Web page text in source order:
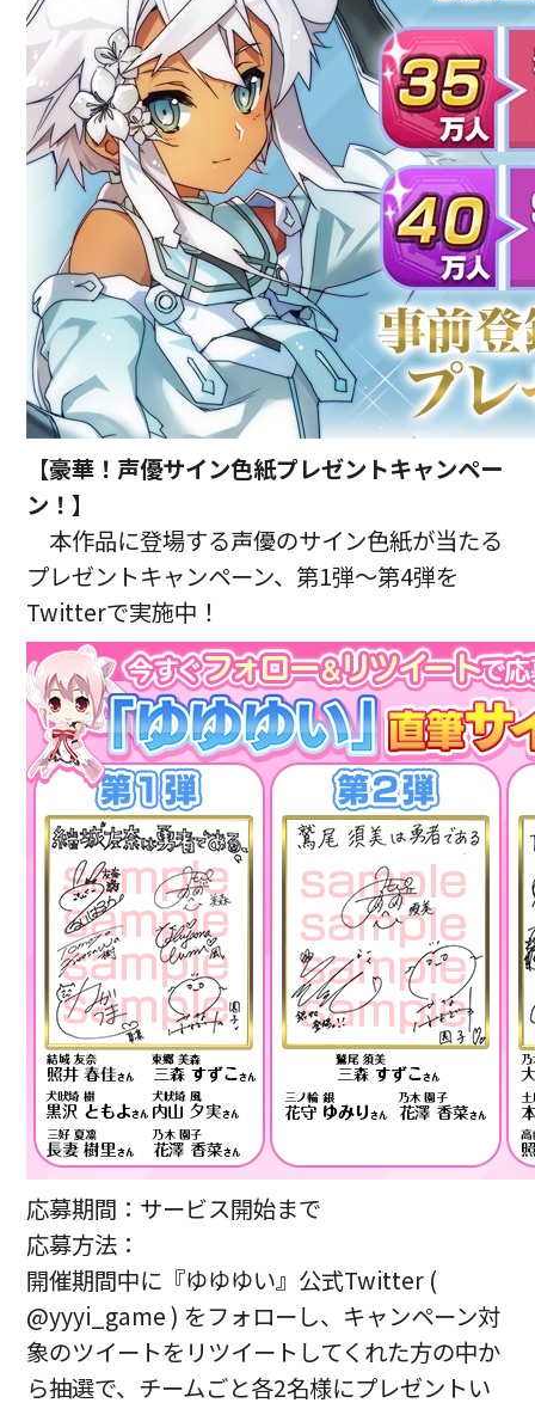
【豪華！声優サイン色紙プレゼントキャンペー
ン！】
本作品に登場する声優のサイン色紙が当たる
プレゼントキャンペーン、第1弾～第4弾を
Twitterで実施中！
応募期間：サービス開始まで
応募方法：
開催期間中に『ゆゆゆい』公式Twitter (
@yyyi_game ) をフォローし、キャンペーン対
象のツイートをリツイートしてくれた方の中か
ら抽選で、チームごと各2名様にプレゼントい